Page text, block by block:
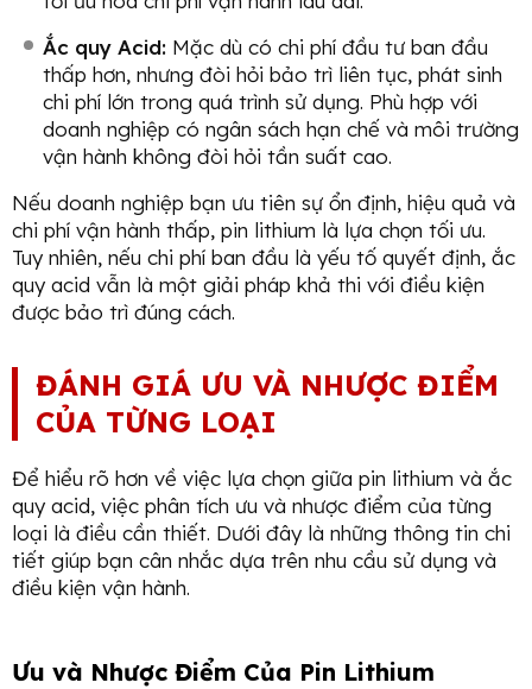
Ắc quy Acid: Mặc dù có chi phí đầu tư ban đầu
thấp hơn, nhưng đòi hỏi bảo trì liên tục, phát sinh
chi phí lớn trong quá trình sử dụng. Phù hợp với
doanh nghiệp có ngân sách hạn chế và môi trường
vận hành không đòi hỏi tần suất cao.
Nếu doanh nghiệp bạn ưu tiên sự ổn định, hiệu quả và
chi phí vận hành thấp, pin lithium là lựa chọn tối ưu.
Tuy nhiên, nếu chi phí ban đầu là yếu tố quyết định, ắc
quy acid vẫn là một giải pháp khả thi với điều kiện
được bảo trì đúng cách.
ĐÁNH GIÁ ƯU VÀ NHƯỢC ĐIỂM
CỦA TỪNG LOẠI
Để hiểu rõ hơn về việc lựa chọn giữa pin lithium và ắc
quy acid, việc phân tích ưu và nhược điểm của từng
loại là điều cần thiết. Dưới đây là những thông tin chi
tiết giúp bạn cân nhắc dựa trên nhu cầu sử dụng và
điều kiện vận hành.
Ưu và Nhược Điểm Của Pin Lithium